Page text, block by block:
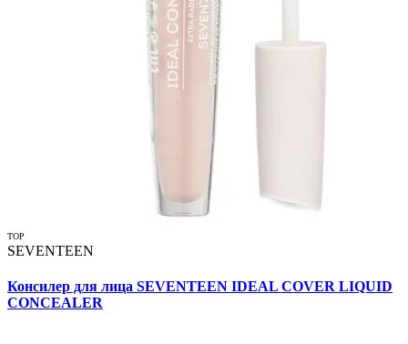
TOP
SEVENTEEN
Консилер для лица SEVENTEEN IDEAL COVER LIQUID
CONCEALER